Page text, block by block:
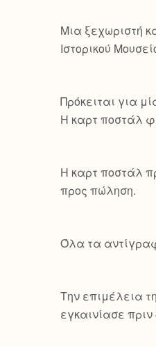
Mια ξεχωριστή
Ιστορικού
Πρόκειται για
Η καρτ ποστάλ
Η καρτ ποστάλ
προς πώληση.
Όλα τα
Την επιμέλεια
εγκαινίασε